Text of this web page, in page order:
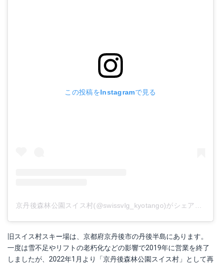
この投稿をInstagramで見る
京丹後森林公園スイス村(@swissvlg_kyotango)がシェアした投稿
旧スイス村スキー場は、京都府京丹後市の丹後半島にあります。
一度は雪不足やリフトの老朽化などの影響で2019年に営業を終了
しましたが、2022年1月より「京丹後森林公園スイス村」として再